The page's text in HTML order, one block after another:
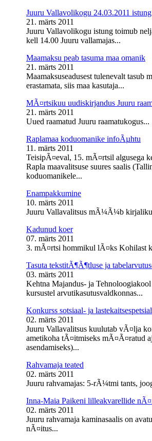
Juuru Vallavolikogu 24.03.2011 istung
21. märts 2011
Juuru Vallavolikogu istung toimub
kell 14.00 Juuru vallamajas...
Maamaksu peab tasuma maa omanik
21. märts 2011
Maamaksuseadusest tulenevalt tasub
erastamata, siis maa kasutaja...
MÃ¤rtsikuu uudiskirjandus Juuru
21. märts 2011
Uued raamatud Juuru raamatukogus...
Raplamaa koduomanike infoÃµhtu
11. märts 2011
TeisipÃ¤eval, 15. mÃ¤rtsil algusega
Rapla maavalitsuse suures saalis
koduomanikele...
Enampakkumine
10. märts 2011
Juuru Vallavalitsus mÃ¼Ã¼b kirjaliku
Kadunud koer
07. märts 2011
3. mÃ¤rtsi hommikul lÃ¤ks Kohilast
Tasuta tekstitÃ¶Ã¶tluse ja
03. märts 2011
Kehtna Majandus- ja
kursustel arvutikasutusvaldkonnas...
Konkurss sotsiaal- ja
02. märts 2011
Juuru Vallavalitsus kuulutab vÃ¤lja
ametikoha tÃ¤itmiseks mÃ¤Ã¤ratud
asendamiseks)...
Rahvamaja teated
02. märts 2011
Juuru rahvamajas: 5-rÃ¼tmi tants,
Inna-Maia Paikeni lilleakvarellide
02. märts 2011
Juuru rahvamaja kaminasaalis on
nÃ¤itus...